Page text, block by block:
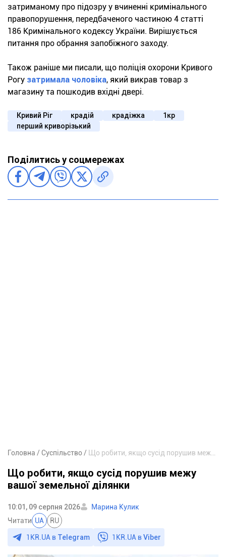
затриманому про підозру у вчиненні кримінального
правопорушення, передбаченого частиною 4 статті
186 Кримінального кодексу України. Вирішується
питання про обрання запобіжного заходу.
Також раніше ми писали, що поліція охорони Кривого
Рогу затримала чоловіка, який викрав товар з
магазину та пошкодив вхідні двері.
Кривий Ріг крадій крадіжка
1кр
перший криворізький
Поділитись у соцмережах
Головна Суспільство
Що робити, якщо сусід порушив межу
вашої земельної ділянки
10:01, 09 серпня 2026
Марина Кулик
Читати UA RU
1KR.UA в Telegram 1KR.UA вViber